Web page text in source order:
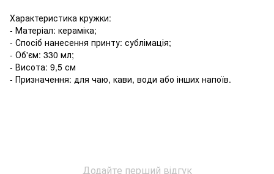
Характеристика кружки:
- Матеріал: кераміка;
- Спосіб нанесення принту: сублімація;
- Об'єм: 330 мл;
- Висота: 9,5 см
- Призначення: для чаю, кави, води або інших напоїв.
Додайте перший відгук